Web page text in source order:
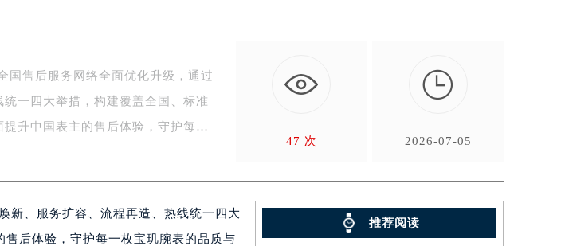
前预约）
提前预约）
）17层1706室（需提前预约）
前预约）
室（需提前预约）
国售后服务网络全面优化升级，通过
一四大举措，构建覆盖全国、标准
升中国表主的售后体验，守护每
47 次

2026-07-05
新、服务扩容、流程再造、热线统一四大
后体验，守护每一枚宝玑腕表的品质与
推荐阅读